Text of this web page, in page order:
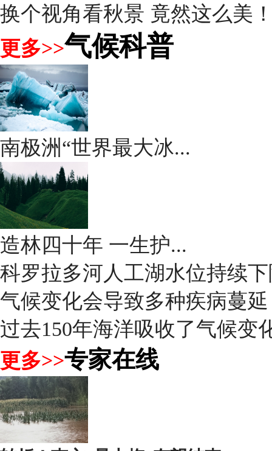
换个视角看秋景 竟然这么美
更多>>气候科普
南极洲“世界最大冰...
造林四十年 一生护...
科罗拉多河人工湖水位持续
气候变化会导致多种疾病蔓延
过去150年海洋吸收了气候变
更多>>专家在线